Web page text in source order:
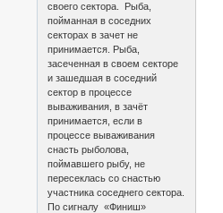
своего сектора. Рыба,
пойманная в соседних
секторах в зачет не
принимается. Рыба,
засеченная в своем секторе
и зашедшая в соседний
сектор в процессе
вываживания, в зачёт
принимается, если в
процессе вываживания
снасть рыболова,
поймавшего рыбу, не
пересеклась со снастью
участника соседнего сектора.
По сигналу «Финиш»